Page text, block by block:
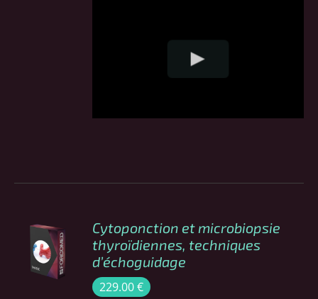
COMMANDER
/
DÉTAILS
Cytoponction et microbiopsie
thyroïdiennes, techniques
d’échoguidage
229.00€